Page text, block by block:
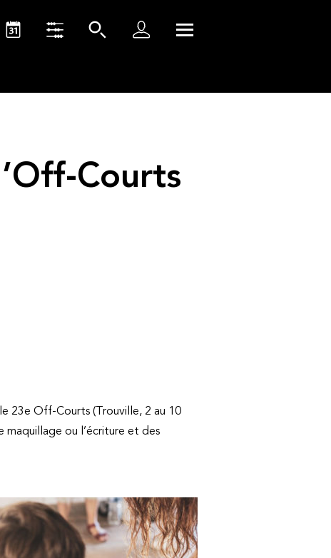
Courts
23e Off-Courts (Trouville, 2 au 10
maquillage ou l’écriture et des